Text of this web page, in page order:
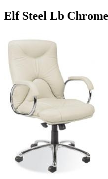
Elf Steel Lb Chrome